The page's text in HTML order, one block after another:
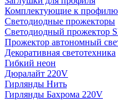
Комплектующие к профилю
Светодиодные прожекторы
Светодиодный прожектор
Прожектор автономный
Декоративная светотехника
Гибкий неон
Дюралайт 220V
Гирлянды Нить
Гирлянды Бахрома 220V